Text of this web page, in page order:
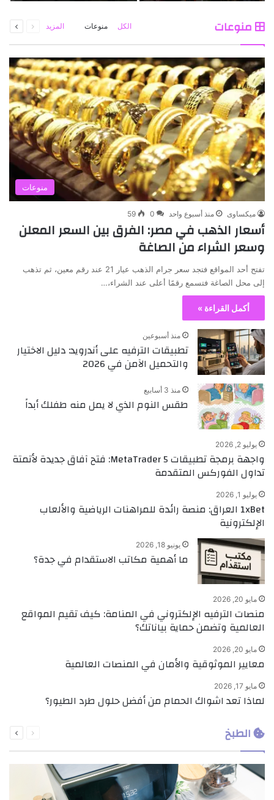
منوعات الكل منوعات المزيد
الصفحة الصفحة
منوعات
ميكساوى منذ أسبوع واحد 0
59
أسعار الذهب في مصر: الفرق بين السعر المعلن
وسعر الشراء من الصاغة
تفتح أحد المواقع فتجد سعر جرام الذهب عيار 21 عند رقم معين، ثم تذهب
إلى محل الصاغة فتسمع رقمًا أعلى عند الشراء،…
أكمل القراءة »
منذ أسبوعين
تطبيقات الترفيه على أندرويد: دليل الاختيار
والتحميل الآمن في 2026
منذ 3 أسابيع
طقس النوم الذي لا يمل منه طفلك أبداً
يوليو 2, 2026
واجهة برمجة تطبيقات MetaTrader 5: فتح آفاق جديدة لأتمتة
تداول الفوركس المتقدمة
يوليو 1, 2026
1xBet العراق: منصة رائدة للمراهنات الرياضية والألعاب
الإلكترونية
يونيو 18, 2026
ما أهمية مكاتب الاستقدام في جدة؟
مايو 20, 2026
منصات الترفيه الإلكتروني في المنامة: كيف تقيم المواقع
العالمية وتضمن حماية بياناتك؟
مايو 20, 2026
معايير الموثوقية والأمان في المنصات العالمية
مايو 17, 2026
لماذا تعد اشواك الحمام من أفضل حلول طرد الطيور؟
الطبخ
الصفحة